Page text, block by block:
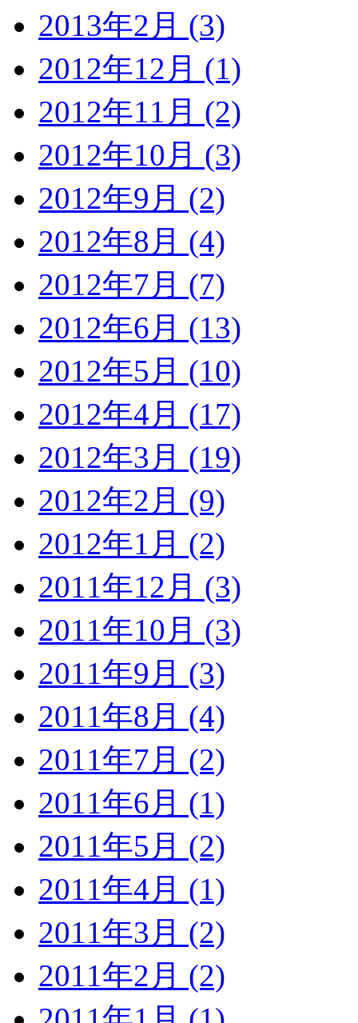
2013年2月 (3)
2012年12月 (1)
2012年11月 (2)
2012年10月 (3)
2012年9月 (2)
2012年8月 (4)
2012年7月 (7)
2012年6月 (13)
2012年5月 (10)
2012年4月 (17)
2012年3月 (19)
2012年2月 (9)
2012年1月 (2)
2011年12月 (3)
2011年10月 (3)
2011年9月 (3)
2011年8月 (4)
2011年7月 (2)
2011年6月 (1)
2011年5月 (2)
2011年4月 (1)
2011年3月 (2)
2011年2月 (2)